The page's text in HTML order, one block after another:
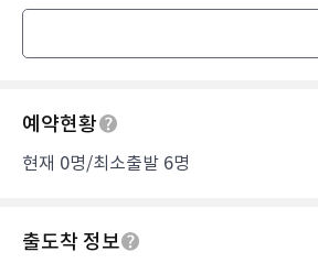
예약현황
현재 0명/최소출발 6명
출도착 정보